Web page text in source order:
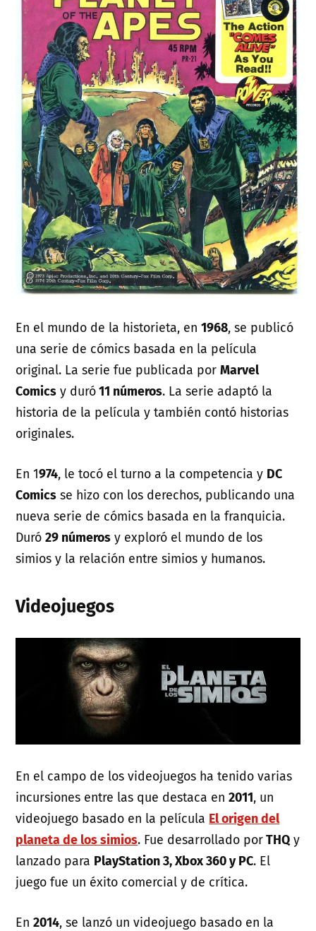
En el mundo de la historieta, en1968, se publicó
una serie de cómics basada en la película
original. La serie fue publicada porMarvel
Comics y duró11 números. La serie adaptó la
historia de la película y también contó historias
originales.
En 1974, le tocó el turno a la competencia y DC
Comics se hizo con los derechos, publicando una
nueva serie de cómics basada en la franquicia.
Duró29 números y exploró el mundo de los
simios y la relación entre simios y humanos.
Videojuegos
En el campo de los videojuegos ha tenido varias
incursiones entre las que destaca en2011, un
videojuego basado en la película El origen del
planeta de los simios. Fue desarrollado porTHQ y
lanzado para PlayStation 3, Xbox 360 y PC. El
juego fue un éxito comercial y de crítica.
En2014, se lanzó un videojuego basado en la